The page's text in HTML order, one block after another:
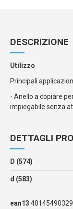
DESCRIZIONE
Utilizzo
Principali
- Anello a copiare
impiegabile senza
DETTAGLI
D (574)
d (583)
ean13